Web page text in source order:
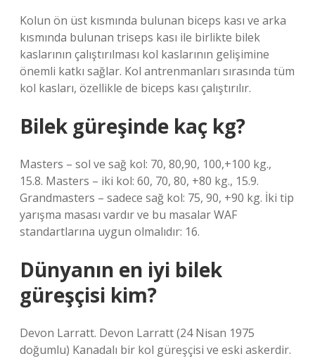
Kolun ön üst kısmında bulunan biceps kası ve arka
kısmında bulunan triseps kası ile birlikte bilek
kaslarının çalıştırılması kol kaslarının gelişimine
önemli katkı sağlar. Kol antrenmanları sırasında tüm
kol kasları, özellikle de biceps kası çalıştırılır.
Bilek güreşinde kaç kg?
Masters – sol ve sağ kol: 70, 80,90, 100,+100 kg.,
15.8. Masters – iki kol: 60, 70, 80, +80 kg., 15.9.
Grandmasters – sadece sağ kol: 75, 90, +90 kg. İki tip
yarışma masası vardır ve bu masalar WAF
standartlarına uygun olmalıdır: 16.
Dünyanın en iyi bilek
güreşçisi kim?
Devon Larratt. Devon Larratt (24 Nisan 1975
doğumlu) Kanadalı bir kol güreşçisi ve eski askerdir.